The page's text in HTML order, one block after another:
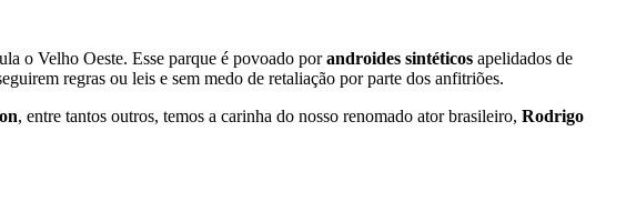
o Velho Oeste. Esse parque é povoado porandroides sintéticos apelidados de
regras ou leis e sem medo de retaliação por parte dos anfitriões.
, entre tantos outros, temos a carinha do nosso renomado ator brasileiro, Rodrigo